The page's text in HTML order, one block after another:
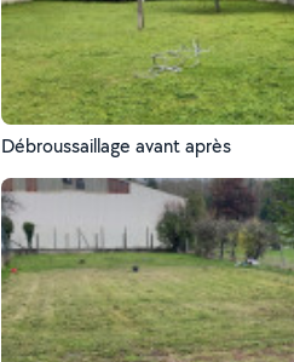
Débroussaillage avant après